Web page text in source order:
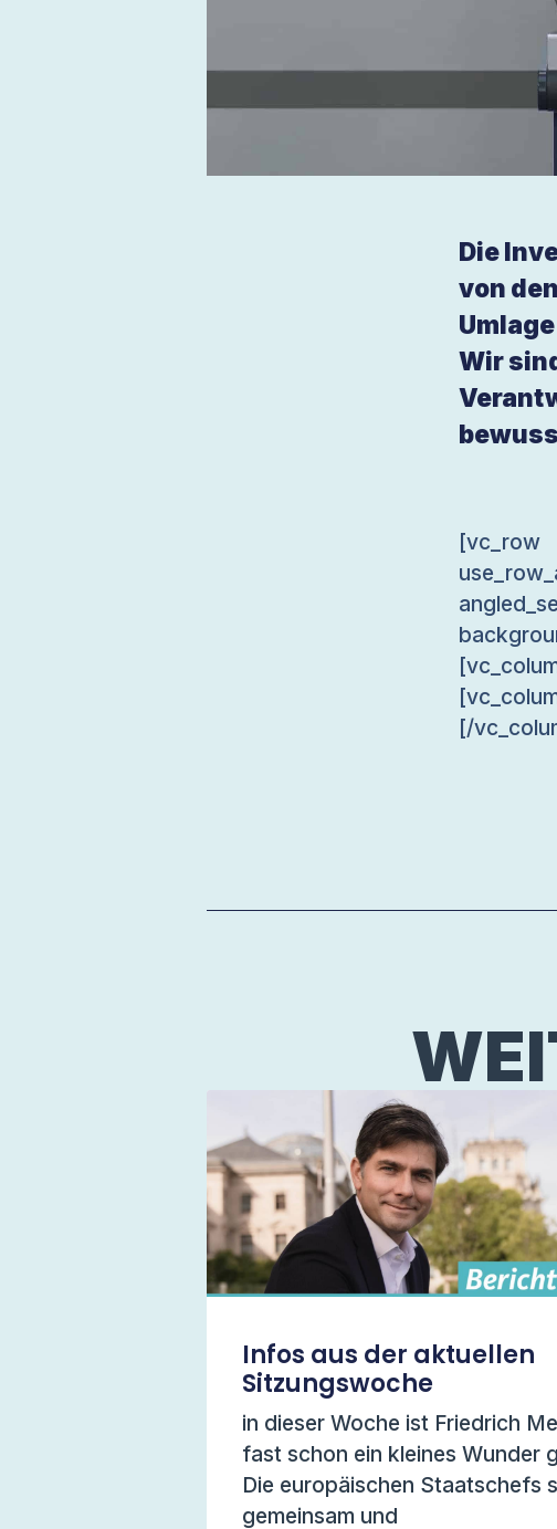
Die
von
Wir
[/
Infos aus der aktuellen
Sitzungswoche
in dieser Woche ist Friedrich
fast schon ein kleines Wunder
Die europäischen Staatschefs
gemeinsam und